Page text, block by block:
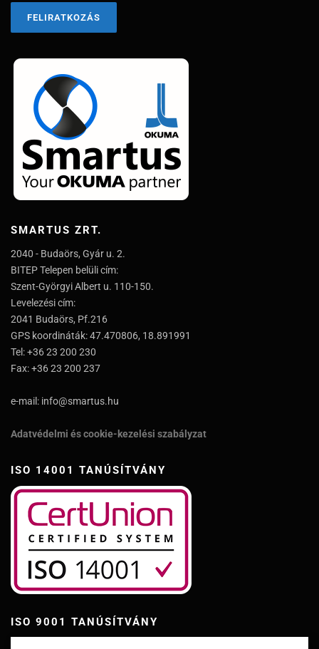
SMARTUS ZRT.
2040 - Budaörs, Gyár u. 2.
BITEP Telepen belüli cím:
Szent-Györgyi Albert u. 110-150.
Levelezési cím:
2041 Budaörs, Pf.216
GPS koordináták: 47.470806, 18.891991
Tel: +36 23 200 230
Fax: +36 23 200 237
e-mail: info@smartus.hu
Adatvédelmi és cookie-kezelési szabályzat
ISO 14001 TANÚSÍTVÁNY
ISO 9001 TANÚSÍTVÁNY